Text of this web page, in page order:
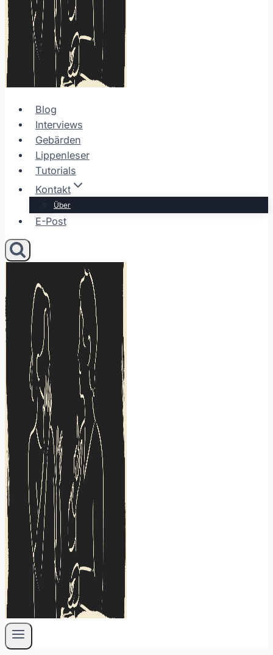
Blog
Interviews
Gebärden
Lippenleser
Tutorials
Kontakt
Über
E-Post